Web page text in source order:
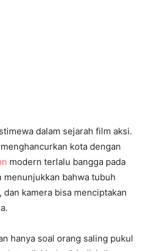
dalam sejarah film aksi.
kota dengan
modern terlalu bangga pada
bahwa tubuh
kamera bisa menciptakan
hanya soal orang saling pukul